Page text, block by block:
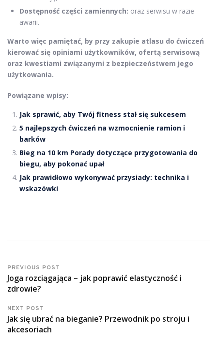
Dostępność części zamiennych: oraz serwisu w razie
awarii.
Warto więc pamiętać, by przy zakupie atlasu do ćwiczeń
kierować się opiniami użytkowników, ofertą serwisową
oraz kwestiami związanymi z bezpieczeństwem jego
użytkowania.
Powiązane wpisy:
Jak sprawić, aby Twój fitness stał się sukcesem
5 najlepszych ćwiczeń na wzmocnienie ramion i
barków
Bieg na 10 km Porady dotyczące przygotowania do
biegu, aby pokonać upał
Jak prawidłowo wykonywać przysiady: technika i
wskazówki
PREVIOUS POST
Joga rozciągająca – jak poprawić elastyczność i
zdrowie?
NEXT POST
Jak się ubrać na bieganie? Przewodnik po stroju i
akcesoriach